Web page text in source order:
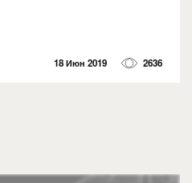
18 Июн 2019 2636